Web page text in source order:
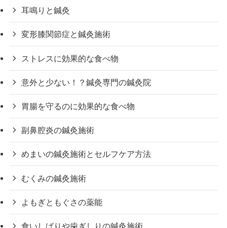
耳鳴りと鍼灸
変形膝関節症と鍼灸施術
ストレスに効果的な食べ物
意外と少ない！？鍼灸専門の鍼灸院
胃腸を守るのに効果的な食べ物
副鼻腔炎の鍼灸施術
めまいの鍼灸施術とセルフケア方法
むくみの鍼灸施術
よもぎともぐさの薬能
食いしばりや歯ぎしりの鍼灸施術